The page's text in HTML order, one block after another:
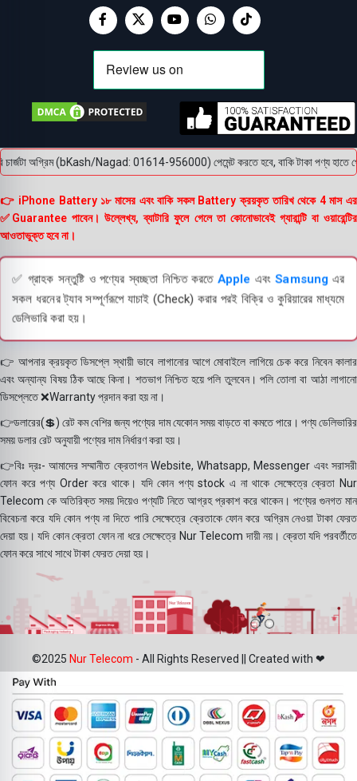
অগ্রিম (bKash/Nagad: 01614-956000) পেমেন্ট করতে হবে, বাকি টাকা পণ্য হাতে
👉 iPhone Battery ১৮ মাসের এবং বাকি সকল Battery ক্রয়কৃত তারিখ থেকে 4 মাস এর
✅Guarantee পাবেন। উল্লেখ্য, ব্যাটারি ফুলে গেলে তা কোনোভাবেই গ্যারান্টি বা ওয়ারেন্টির
আওতাভুক্ত হবে না।
✅ গ্রাহক সন্তুষ্টি ও পণ্যের স্বচ্ছতা নিশ্চিত করতেApple এবংSamsung এর
সকল ধরনের ট্যাব সম্পূর্ণরূপে যাচাই (Check) করার পরই বিক্রি ও কুরিয়ারের মাধ্যমে
ডেলিভারি করা হয়।
👉 আপনার ক্রয়কৃত ডিসপ্লে স্থায়ী ভাবে লাগানোর আগে মোবাইলে লাগিয়ে চেক করে নিবেন কালার
এবং অন্যান্য বিষয় ঠিক আছে কিনা। শতভাগ নিশ্চিত হয়ে পলি তুলবেন। পলি তোলা বা আঠা লাগানো
ডিসপ্লেতে ❌Warranty প্রদান করা হয় না।
👉ডলারের(💲) রেট কম বেশির জন্য পণ্যের দাম যেকোন সময় বাড়তে বা কমতে পারে। পণ্য ডেলিভারির
সময় ডলার রেট অনুযায়ী পণ্যের দাম নির্ধারণ করা হয়।
👉বিঃ দ্রঃ- আমাদের সম্মানীত ক্রেতাগন Website, Whatsapp, Messenger এবং সরাসরী
ফোন করে পণ্য Order করে থাকে। যদি কোন পণ্য stock এ না থাকে সেক্ষেত্রে ক্রেতা Nur
Telecom কে অতিরিক্ত সময় দিয়েও পণ্যটি নিতে আগ্রহ প্রকাশ করে থাকেন। পণ্যের গুনগত মান
বিবেচনা করে যদি কোন পণ্য না দিতে পারি সেক্ষেত্রে ক্রেতাকে ফোন করে অগ্রিম নেওয়া টাকা ফেরত
দেয়া হয়। যদি কোন ক্রেতা ফোন না ধরে সেক্ষেত্রে Nur Telecom দায়ী নয়। ক্রেতা যদি পরবর্তীতে
ফোন করে সাথে সাথে টাকা ফেরত দেয়া হয়।
©2025 Nur Telecom - All Rights Reserved || Created with ❤